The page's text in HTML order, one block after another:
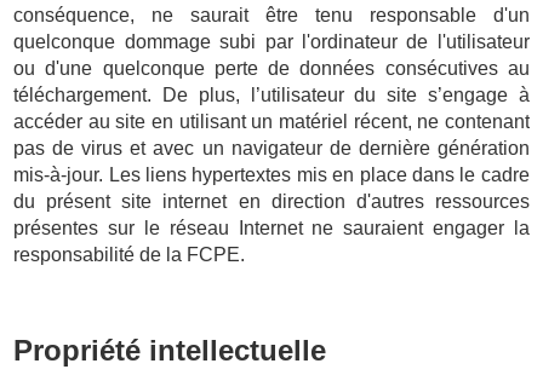
conséquence, ne saurait être tenu responsable d'un
quelconque dommage subi par l'ordinateur de l'utilisateur
ou d'une quelconque perte de données consécutives au
téléchargement. De plus, l’utilisateur du site s’engage à
accéder au site en utilisant un matériel récent, ne contenant
pas de virus et avec un navigateur de dernière génération
mis-à-jour. Les liens hypertextes mis en place dans le cadre
du présent site internet en direction d'autres ressources
présentes sur le réseau Internet ne sauraient engager la
responsabilité de la FCPE.
Propriété intellectuelle